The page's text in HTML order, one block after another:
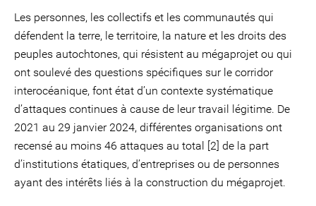
Les personnes, les collectifs et les communautés qui
défendent la terre, le territoire, la nature et les droits des
peuples autochtones, qui résistent au mégaprojet ou qui
ont soulevé des questions spécifiques sur le corridor
interocéanique, font état d’un contexte systématique
d’attaques continues à cause de leur travail légitime. De
2021 au 29 janvier 2024, différentes organisations ont
recensé au moins 46 attaques au total [2] de la part
d’institutions étatiques, d’entreprises ou de personnes
ayant des intérêts liés à la construction du mégaprojet.